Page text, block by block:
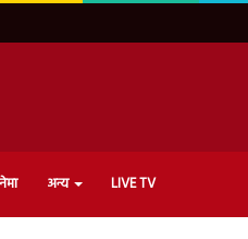
अन्य LIVE TV